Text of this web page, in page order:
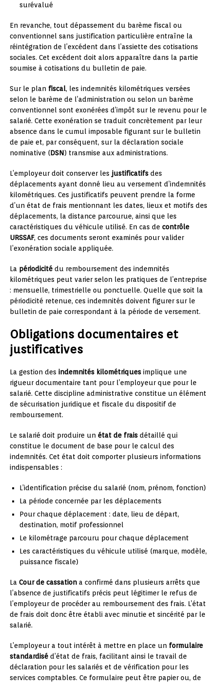
surévalué
En revanche, tout dépassement du barème fiscal ou
conventionnel sans justification particulière entraîne la
réintégration de l’excédent dans l’assiette des cotisations
sociales. Cet excédent doit alors apparaître dans la partie
soumise à cotisations du bulletin de paie.
Sur le plan fiscal, les indemnités kilométriques versées
selon le barème de l’administration ou selon un barème
conventionnel sont exonérées d’impôt sur le revenu pour le
salarié. Cette exonération se traduit concrètement par leur
absence dans le cumul imposable figurant sur le bulletin
de paie et, par conséquent, sur la déclaration sociale
nominative (DSN) transmise aux administrations.
L’employeur doit conserver les justificatifs des
déplacements ayant donné lieu au versement d’indemnités
kilométriques. Ces justificatifs peuvent prendre la forme
d’un état de frais mentionnant les dates, lieux et motifs des
déplacements, la distance parcourue, ainsi que les
caractéristiques du véhicule utilisé. En cas de contrôle
URSSAF, ces documents seront examinés pour valider
l’exonération sociale appliquée.
La périodicité du remboursement des indemnités
kilométriques peut varier selon les pratiques de l’entreprise
: mensuelle, trimestrielle ou ponctuelle. Quelle que soit la
périodicité retenue, ces indemnités doivent figurer sur le
bulletin de paie correspondant à la période de versement.
Obligations documentaires et
justificatives
La gestion des indemnités kilométriques implique une
rigueur documentaire tant pour l’employeur que pour le
salarié. Cette discipline administrative constitue un élément
de sécurisation juridique et fiscale du dispositif de
remboursement.
Le salarié doit produire un état de frais détaillé qui
constitue le document de base pour le calcul des
indemnités. Cet état doit comporter plusieurs informations
indispensables :
L’identification précise du salarié (nom, prénom, fonction)
La période concernée par les déplacements
Pour chaque déplacement : date, lieu de départ,
destination, motif professionnel
Le kilométrage parcouru pour chaque déplacement
Les caractéristiques du véhicule utilisé (marque, modèle,
puissance fiscale)
La Cour de cassation a confirmé dans plusieurs arrêts que
l’absence de justificatifs précis peut légitimer le refus de
l’employeur de procéder au remboursement des frais. L’état
de frais doit donc être établi avec minutie et sincérité par le
salarié.
L’employeur a tout intérêt à mettre en place un formulaire
standardisé d’état de frais, facilitant ainsi le travail de
déclaration pour les salariés et de vérification pour les
services comptables. Ce formulaire peut être papier ou, de